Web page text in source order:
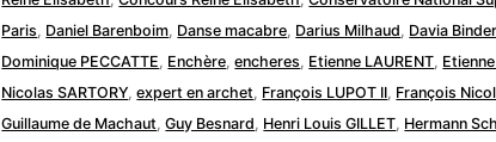
Paris, Daniel Barenboim, Danse macabre, Darius Milhaud, Davia Binder
Dominique PECCATTE, Enchère,encheres, Etienne LAURENT,
Nicolas SARTORY,expert en archet, François LUPOT II, François
Guillaume de Machaut,Guy Besnard, Henri Louis GILLET, Hermann